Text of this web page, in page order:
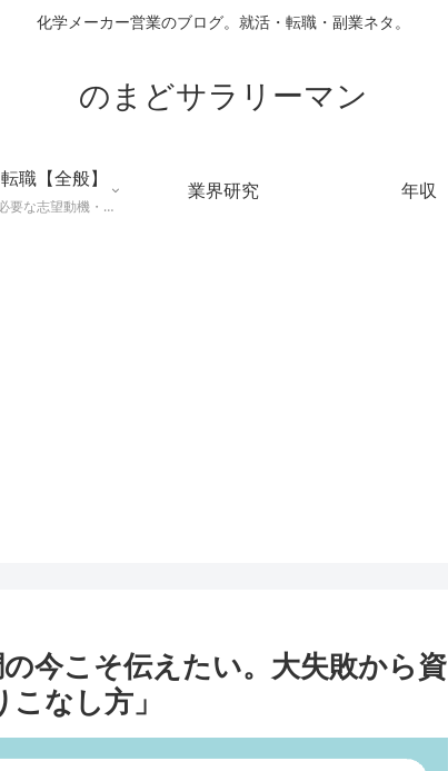
化学メーカー営業のブログ。就活・転職・副業ネタ。
のまどサラリーマン
職【全般】
就職活動に必要な志望動機・メールマナー・業界研究などに役立つ知識を公開するページ。
業界研究 年収
今こそ伝えたい。大失敗から資
なし方」